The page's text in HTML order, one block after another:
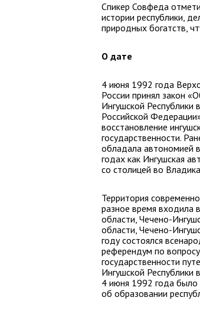
Спикер Совфеда
истории республики,
природных богатств,
О дате
4 июня 1992 года
России принял закон
Ингушской Республики
Российской
восстановление
государственности.
обладала автономией
годах как Ингушская
со столицей во
Территория
разное время входила
области, Чечено-
области, Чечено-
году состоялся
референдум по
государственности
Ингушской
4 июня 1992 года было
об образовании